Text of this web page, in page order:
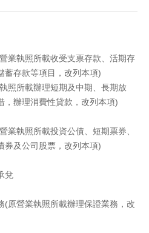
業執照所載收受支票存款、活期存
蓄存款等項目，改列本項)
照所載辦理短期及中期、長期放
，辦理消費性貸款，改列本項)
業執照所載投資公債、短期票券、
券及公司股票，改列本項)
兌
(原營業執照所載辦理保證業務，改